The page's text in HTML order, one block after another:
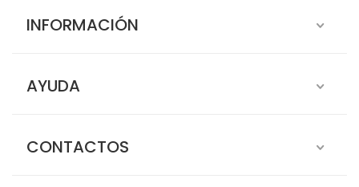
INFORMACIÓN
AYUDA
CONTACTOS